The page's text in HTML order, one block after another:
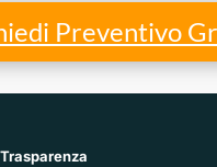
Preventivo